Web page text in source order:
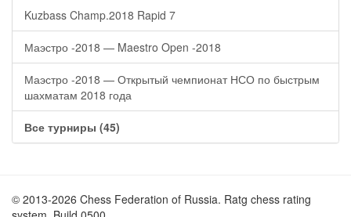
Kuzbass Champ.2018 Rapid 7
Маэстро -2018 — Maestro Open -2018
Маэстро -2018 — Открытый чемпионат НСО по быстрым
шахматам 2018 года
Все турниры (45)
© 2013-2026 Chess Federation of Russia. Ratg chess rating